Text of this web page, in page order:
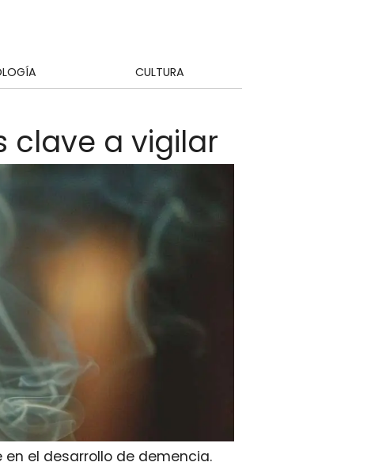
CULTURA
clave a vigilar
el desarrollo de demencia.